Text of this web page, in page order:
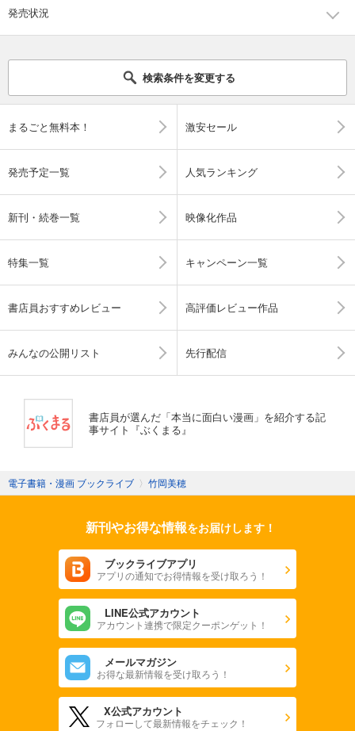
発売状況
検索条件を変更する
まるごと無料本！ 激安セール
発売予定一覧 人気ランキング
新刊・続巻一覧 映像化作品
特集一覧 キャンペーン一覧
書店員おすすめレビュー 高評価レビュー作品
みんなの公開リスト 先行配信
書店員が選んだ「本当に面白い漫画」を紹介する記
事サイト『ぶくまる』
電子書籍・漫画 ブックライブ 〉 竹岡美穂
新刊やお得な情報をお届けします！
ブックライブアプリ
アプリの通知でお得情報を受け取ろう！
LINE公式アカウント
アカウント連携で限定クーポンゲット！
メールマガジン
お得な最新情報を受け取ろう！
X公式アカウント
フォローして最新情報をチェック！